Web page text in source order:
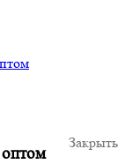
Закрыть
оптом